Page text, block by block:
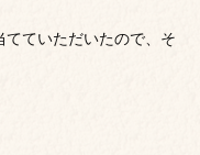
ていただいたので、そ